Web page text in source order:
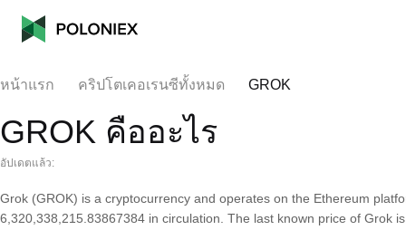
หน้าแรก คริปโตเคอเรนซีทั้งหมด GROK
GROK คืออะไร
อัปเดตแล้ว:
Grok (GROK) is a cryptocurrency and operates on the Ethereum
6,320,338,215.83867384 in circulation. The last known price of Grok